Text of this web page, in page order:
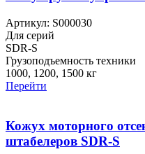
Артикул: S000030
Для серий
SDR-S
Грузоподъемность техники
1000, 1200, 1500 кг
Перейти
Кожух моторного
штабелеров SDR-S